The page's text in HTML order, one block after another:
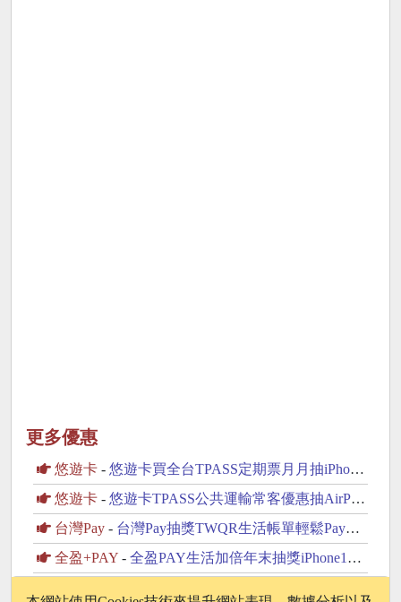
更多優惠
悠遊卡 - 悠遊卡買全台TPASS定期票月月抽iPhone15
悠遊卡 - 悠遊卡TPASS公共運輸常客優惠抽AirPods
台灣Pay - 台灣Pay抽獎TWQR生活帳單輕鬆Pay抽日本北海道雙人假期
全盈+PAY - 全盈PAY生活加倍年末抽獎iPhone16、旅遊金